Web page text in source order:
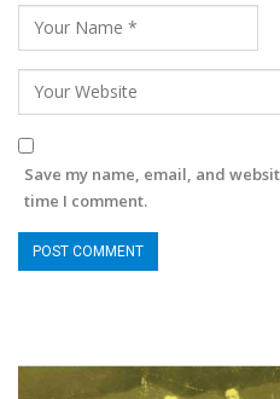
Save my name, email, and
time I comment.